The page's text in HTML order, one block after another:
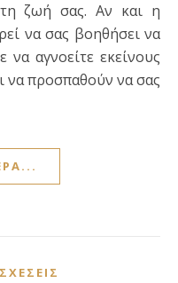
ζωή σας. Αν και η
να σας βοηθήσει να
να αγνοείτε εκείνους
να προσπαθούν να σας
ΣΧΈΣΕΙΣ